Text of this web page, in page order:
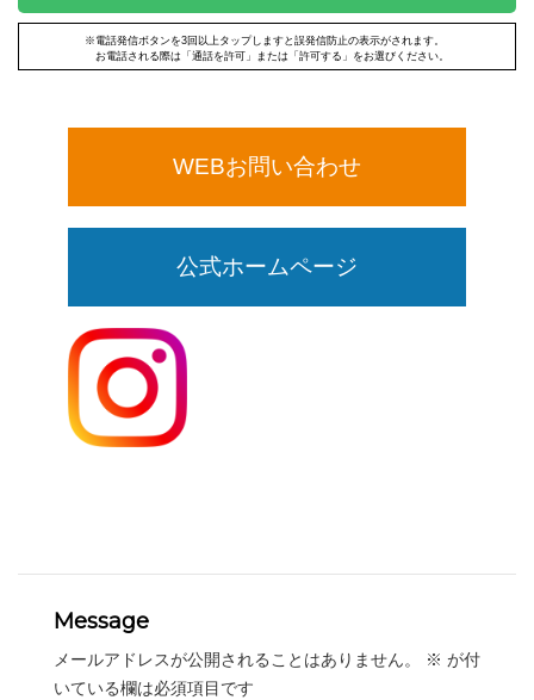
※電話発信ボタンを3回以上タップしますと誤発信防止の表示がされます。
お電話される際は「通話を許可」または「許可する」をお選びください。
WEBお問い合わせ
公式ホームページ
Message
メールアドレスが公開されることはありません。 ※ が付
いている欄は必須項目です